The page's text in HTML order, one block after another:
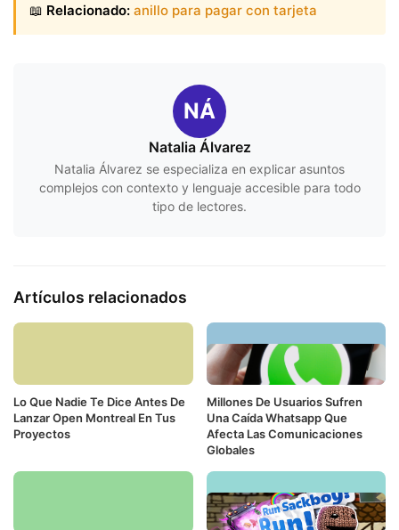
📖 Relacionado: anillo para pagar con tarjeta
NÁ
Natalia Álvarez
Natalia Álvarez se especializa en explicar asuntos
complejos con contexto y lenguaje accesible para todo
tipo de lectores.
Artículos relacionados
Lo Que Nadie Te Dice Antes De
Lanzar Open Montreal En Tus
Proyectos
Millones De Usuarios Sufren
Una Caída Whatsapp Que
Afecta Las Comunicaciones
Globales